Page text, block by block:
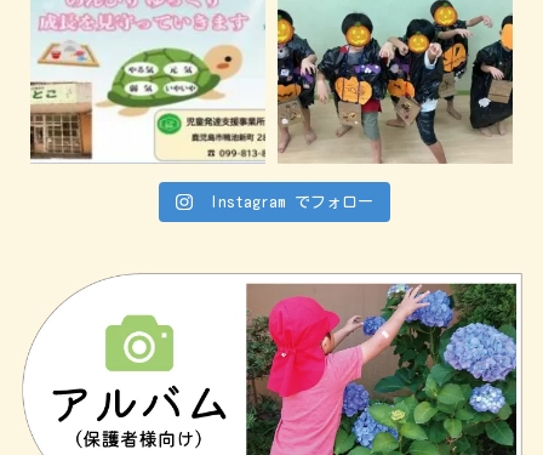
Instagram でフォロー